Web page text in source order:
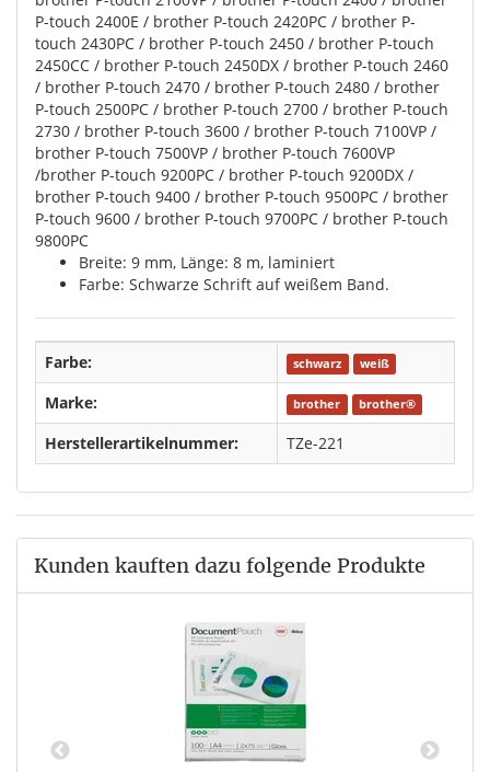
P-touch 2400E / brother P-touch 2420PC / brother P-
touch 2430PC / brother P-touch 2450 / brother P-touch
2450CC / brother P-touch 2450DX / brother P-touch 2460
/ brother P-touch 2470 / brother P-touch 2480 / brother
P-touch 2500PC / brother P-touch 2700 / brother P-touch
2730 / brother P-touch 3600 / brother P-touch 7100VP /
brother P-touch 7500VP / brother P-touch 7600VP
/brother P-touch 9200PC / brother P-touch 9200DX /
brother P-touch 9400 / brother P-touch 9500PC / brother
P-touch 9600 / brother P-touch 9700PC / brother P-touch
9800PC
Breite: 9 mm, Länge: 8 m, laminiert
Farbe: Schwarze Schrift auf weißem Band.
Farbe: schwarz weiß
Marke: brother brother®
Herstellerartikelnummer: TZe-221
Kunden kauften dazu folgende Produkte